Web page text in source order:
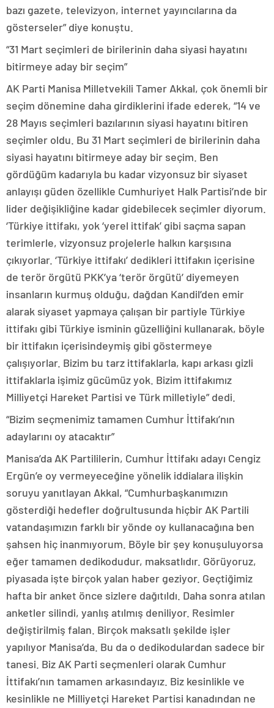
bazı gazete, televizyon, internet yayıncılarına da
gösterseler” diye konuştu.
“31 Mart seçimleri de birilerinin daha siyasi hayatını
bitirmeye aday bir seçim”
AK Parti Manisa Milletvekili Tamer Akkal, çok önemli bir
seçim dönemine daha girdiklerini ifade ederek, “14 ve
28 Mayıs seçimleri bazılarının siyasi hayatını bitiren
seçimler oldu. Bu 31 Mart seçimleri de birilerinin daha
siyasi hayatını bitirmeye aday bir seçim. Ben
gördüğüm kadarıyla bu kadar vizyonsuz bir siyaset
anlayışı güden özellikle Cumhuriyet Halk Partisi’nde bir
lider değişikliğine kadar gidebilecek seçimler diyorum.
‘Türkiye ittifakı, yok ‘yerel ittifak’ gibi saçma sapan
terimlerle, vizyonsuz projelerle halkın karşısına
çıkıyorlar. ‘Türkiye ittifakı’ dedikleri ittifakın içerisine
de terör örgütü PKK’ya ‘terör örgütü’ diyemeyen
insanların kurmuş olduğu, dağdan Kandil’den emir
alarak siyaset yapmaya çalışan bir partiyle Türkiye
ittifakı gibi Türkiye isminin güzelliğini kullanarak, böyle
bir ittifakın içerisindeymiş gibi göstermeye
çalışıyorlar. Bizim bu tarz ittifaklarla, kapı arkası gizli
ittifaklarla işimiz gücümüz yok. Bizim ittifakımız
Milliyetçi Hareket Partisi ve Türk milletiyle” dedi.
“Bizim seçmenimiz tamamen Cumhur İttifakı’nın
adaylarını oy atacaktır”
Manisa’da AK Partililerin, Cumhur İttifakı adayı Cengiz
Ergün’e oy vermeyeceğine yönelik iddialara ilişkin
soruyu yanıtlayan Akkal, “Cumhurbaşkanımızın
gösterdiği hedefler doğrultusunda hiçbir AK Partili
vatandaşımızın farklı bir yönde oy kullanacağına ben
şahsen hiç inanmıyorum. Böyle bir şey konuşuluyorsa
eğer tamamen dedikodudur, maksatlıdır. Görüyoruz,
piyasada işte birçok yalan haber geziyor. Geçtiğimiz
hafta bir anket önce sizlere dağıtıldı. Daha sonra atılan
anketler silindi, yanlış atılmış deniliyor. Resimler
değiştirilmiş falan. Birçok maksatlı şekilde işler
yapılıyor Manisa’da. Bu da o dedikodulardan sadece bir
tanesi. Biz AK Parti seçmenleri olarak Cumhur
İttifakı’nın tamamen arkasındayız. Biz kesinlikle ve
kesinlikle ne Milliyetçi Hareket Partisi kanadından ne